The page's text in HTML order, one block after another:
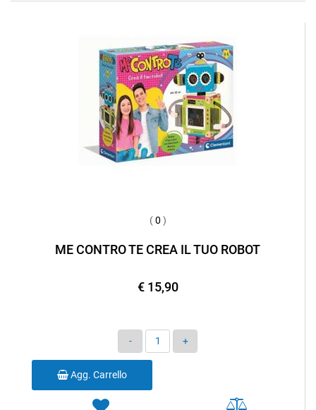
(0 )
ME CONTRO TE CREA IL TUO ROBOT
€ 15,90
Quantità
Agg. Carrello